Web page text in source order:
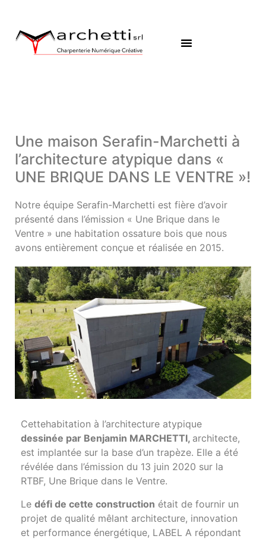
Une maison Serafin-Marchetti à
l’architecture atypique dans «
UNE BRIQUE DANS LE VENTRE »!
Notre équipe Serafin-Marchetti est fière d’avoir
présenté dans l’émission « Une Brique dans le
Ventre » une habitation ossature bois que nous
avons entièrement conçue et réalisée en 2015.
Cettehabitation à l’architecture atypique
dessinée par Benjamin MARCHETTI, architecte,
est implantée sur la base d’un trapèze. Elle a été
révélée dans l’émission du 13 juin 2020 sur la
RTBF, Une Brique dans le Ventre.
Le défi de cette construction était de fournir un
projet de qualité mêlant architecture, innovation
et performance énergétique, LABEL A répondant